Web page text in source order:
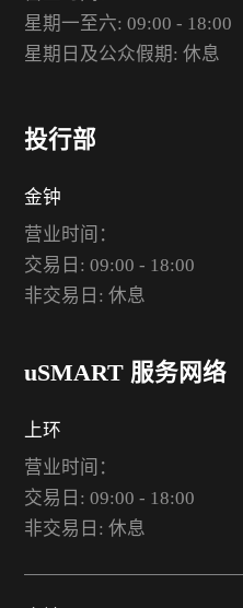
星期一至六: 09:00 - 18:00
星期日及公众假期: 休息
投行部
金钟
营业时间：
交易日: 09:00 - 18:00
非交易日: 休息
uSMART 服务网络
上环
营业时间：
交易日: 09:00 - 18:00
非交易日: 休息